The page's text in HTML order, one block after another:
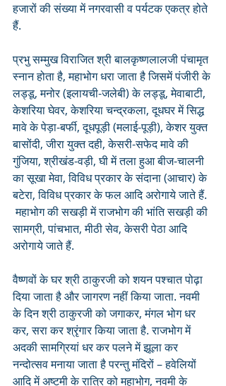
हजारों की संख्या में नगरवासी व पर्यटक एकत्र होते
हैं.
प्रभु सम्मुख विराजित श्री बालकृष्णलालजी पंचामृत
स्नान होता है, महाभोग धरा जाता है जिसमें पंजीरी के
लड्डू, मनोर (इलायची-जलेबी) के लड्डू, मेवाबाटी,
केशरिया घेवर, केशरिया चन्द्रकला, दूधघर में सिद्ध
मावे के पेड़ा-बर्फी, दूधपूड़ी (मलाई-पूड़ी), केशर युक्त
बासोंदी, जीरा युक्त दही, केसरी-सफेद मावे की
गुंजिया, श्रीखंड-वड़ी, घी में तला हुआ बीज-चालनी
का सूखा मेवा, विविध प्रकार के संदाना (आचार) के
बटेरा, विविध प्रकार के फल आदि अरोगाये जाते हैं.
महाभोग की सखड़ी में राजभोग की भांति सखड़ी की
सामग्री, पांचभात, मीठी सेव, केसरी पेठा आदि
अरोगाये जाते हैं.
वैष्णवों के घर श्री ठाकुरजी को शयन पश्चात पोढ़ा
दिया जाता है और जागरण नहीं किया जाता. नवमी
के दिन श्री ठाकुरजी को जगाकर, मंगल भोग धर
कर, सरा कर श्रृंगार किया जाता है. राजभोग में
अदकी सामग्रियां धर कर पलने में झूला कर
नन्दोत्सव मनाया जाता है परन्तु मंदिरों – हवेलियों
आदि में अष्टमी के रात्रि को महाभोग, नवमी के